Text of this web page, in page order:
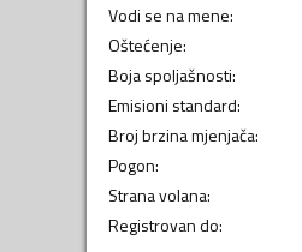
Vodi se na mene:
Oštećenje:
Boja spoljašnosti:
Emisioni standard:
Broj brzina mjenjača:
Pogon:
Strana volana:
Registrovan do: